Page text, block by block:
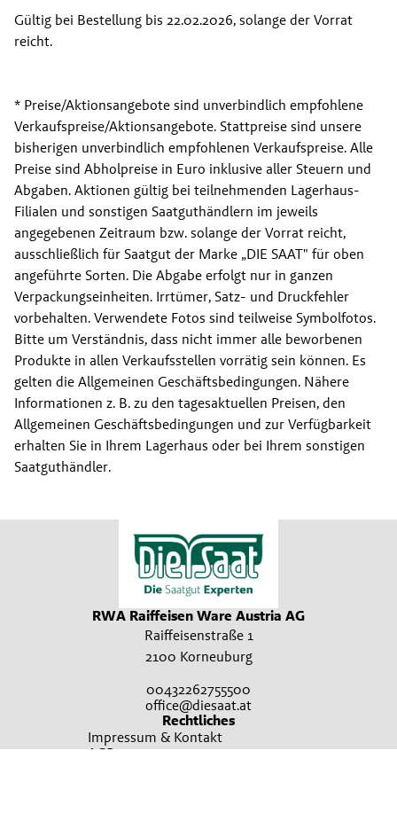
Gültig bei Bestellung bis 22.02.2026, solange der Vorrat
reicht.
* Preise/Aktionsangebote sind unverbindlich empfohlene
Verkaufspreise/Aktionsangebote. Stattpreise sind unsere
bisherigen unverbindlich empfohlenen Verkaufspreise. Alle
Preise sind Abholpreise in Euro inklusive aller Steuern und
Abgaben. Aktionen gültig bei teilnehmenden Lagerhaus-
Filialen und sonstigen Saatguthändlern im jeweils
angegebenen Zeitraum bzw. solange der Vorrat reicht,
ausschließlich für Saatgut der Marke „DIE SAAT" für oben
angeführte Sorten. Die Abgabe erfolgt nur in ganzen
Verpackungseinheiten. Irrtümer, Satz- und Druckfehler
vorbehalten. Verwendete Fotos sind teilweise Symbolfotos.
Bitte um Verständnis, dass nicht immer alle beworbenen
Produkte in allen Verkaufsstellen vorrätig sein können. Es
gelten die Allgemeinen Geschäftsbedingungen. Nähere
Informationen z. B. zu den tagesaktuellen Preisen, den
Allgemeinen Geschäftsbedingungen und zur Verfügbarkeit
erhalten Sie in Ihrem Lagerhaus oder bei Ihrem sonstigen
Saatguthändler.
RWA Raiffeisen Ware Austria AG
Raiffeisenstraße 1
2100 Korneuburg
00432262755500
office@diesaat.at
Rechtliches
Impressum & Kontakt
AGB